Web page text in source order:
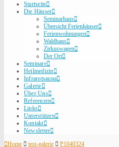
Startseite
Die Häuser
Seminarhaus
Übersicht Ferienhäuser
Ferienwohnungen
Waldhaus
Zirkuswagen
Der Ort
Seminare
Heilmedizin
Infrarotsauna
Galerie
Über Uns
Referenzen
Links
Unterstützen
Kontakt
Newsletter
Home
test-galerie P1040324